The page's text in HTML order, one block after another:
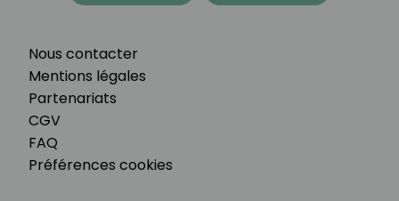
Nous contacter
Mentions légales
Partenariats
CGV
FAQ
Préférences cookies